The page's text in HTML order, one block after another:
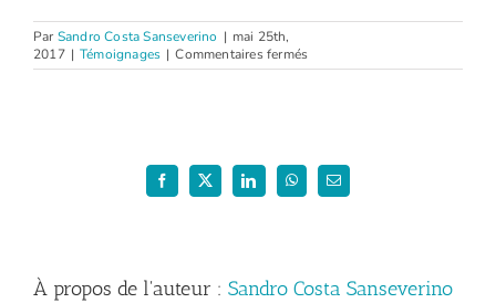
Par Sandro Costa Sanseverino | mai 25th,
2017 | Témoignages | Commentaires ferméssur
José
2017)
Facebook
X LinkedInWhatsAppEmail
À propos de l'auteur : Sandro Costa Sanseverino